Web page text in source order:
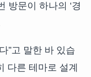
방문이 하나의 ‘경
”고 말한 바 있습
다른 테마로 설계